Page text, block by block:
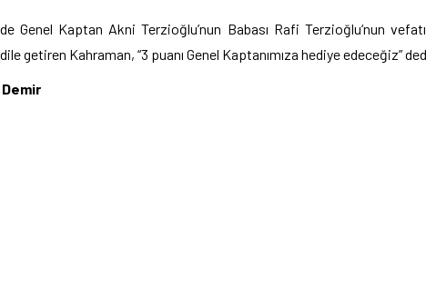
Genel Kaptan Akni Terzioğlu’nun Babası Rafi Terzioğlu‘nun
getiren Kahraman, “3 puanı Genel Kaptanımıza hediye edeceğiz”